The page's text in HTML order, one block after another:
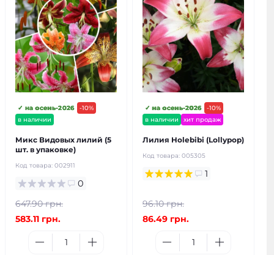
-10%
в наличии
✓ на осень-2026
Микс Видовых лилий (5
шт. в упаковке)
Код товара: 002911
0
647.90 грн.
583.11 грн.
-10%
в наличии
✓ на осень-2026
хит продаж
Лилия Holebibi (Lollypop)
Код товара: 005305
1
96.10 грн.
86.49 грн.